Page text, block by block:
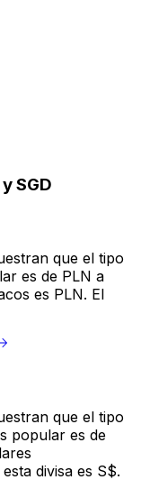
SGD
que el tipo
es de PLN a
es PLN. El
que el tipo
popular es de
divisa es S$.